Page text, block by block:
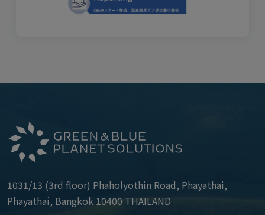
1031/13 (3rd floor) Phaholyothin Road, Phayathai,
Phayathai, Bangkok 10400 THAILAND